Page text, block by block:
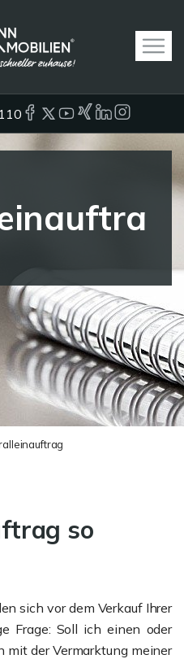
so
sich vor dem Verkauf Ihrer
Frage: Soll ich einen oder
der Vermarktung meiner